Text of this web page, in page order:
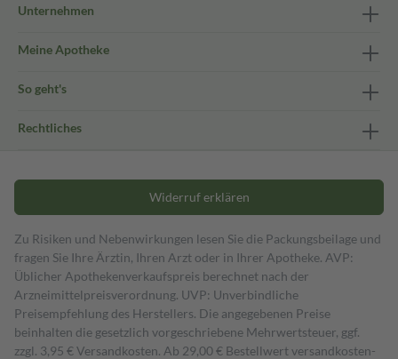
Unternehmen
Meine Apotheke
So geht's
Rechtliches
Widerruf erklären
Zu Risiken und Nebenwirkungen lesen Sie die Packungsbeilage und
fragen Sie Ihre Ärztin, Ihren Arzt oder in Ihrer Apotheke. AVP:
Üblicher Apothekenverkaufspreis berechnet nach der
Arzneimittelpreisverordnung. UVP: Unverbindliche
Preisempfehlung des Herstellers. Die angegebenen Preise
beinhalten die gesetzlich vorgeschriebene Mehrwertsteuer, ggf.
zzgl. 3,95 € Versandkosten. Ab 29,00 € Bestell­wert versand­kosten­